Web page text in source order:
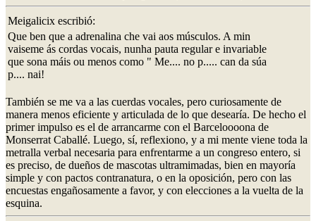
Meigalicix escribió:
Que ben que a adrenalina che vai aos músculos. A min
vaiseme ás cordas vocais, nunha pauta regular e invariable
que sona máis ou menos como " Me.... no p..... can da súa
p.... nai!
También se me va a las cuerdas vocales, pero curiosamente de
manera menos eficiente y articulada de lo que desearía. De hecho el
primer impulso es el de arrancarme con el Barceloooona de
Monserrat Caballé. Luego, sí, reflexiono, y a mi mente viene toda la
metralla verbal necesaria para enfrentarme a un congreso entero, si
es preciso, de dueños de mascotas ultramimadas, bien en mayoría
simple y con pactos contranatura, o en la oposición, pero con las
encuestas engañosamente a favor, y con elecciones a la vuelta de la
esquina.